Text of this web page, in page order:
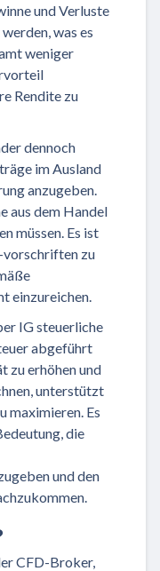
und Verluste
was es
weniger
Rendite zu
dennoch
im Ausland
anzugeben.
aus dem Handel
müssen. Es ist
vorschriften zu
einzureichen.
IG steuerliche
abgeführt
zu erhöhen und
unterstützt
maximieren. Es
die
und den
CFD-Broker,